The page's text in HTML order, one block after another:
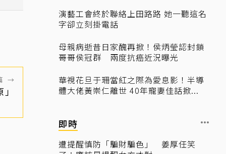
→
演藝工會終於聯絡上田路路 她一聽這名
字卻立刻掛電話
母親病逝昔日家醜再掀！侯炳瑩認封鎖
哥哥侯冠群 兩度抗癌近況曝光
華視花旦于珊當紅之際為愛息影！半導
體大佬黃崇仁離世 40年寵妻佳話掀...
即時
遭提醒慎防「騙財騙色」 姜厚任笑